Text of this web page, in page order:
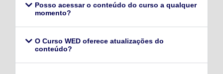
Posso acessar o conteúdo do curso a qualquer
momento?
O Curso WED oferece atualizações do
conteúdo?